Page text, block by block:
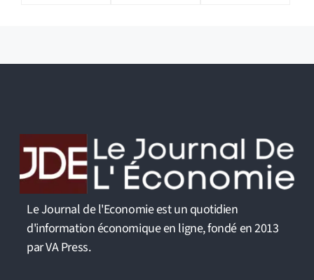
Le Journal de l'Economie est un quotidien
d'information économique en ligne, fondé en 2013
par VA Press.